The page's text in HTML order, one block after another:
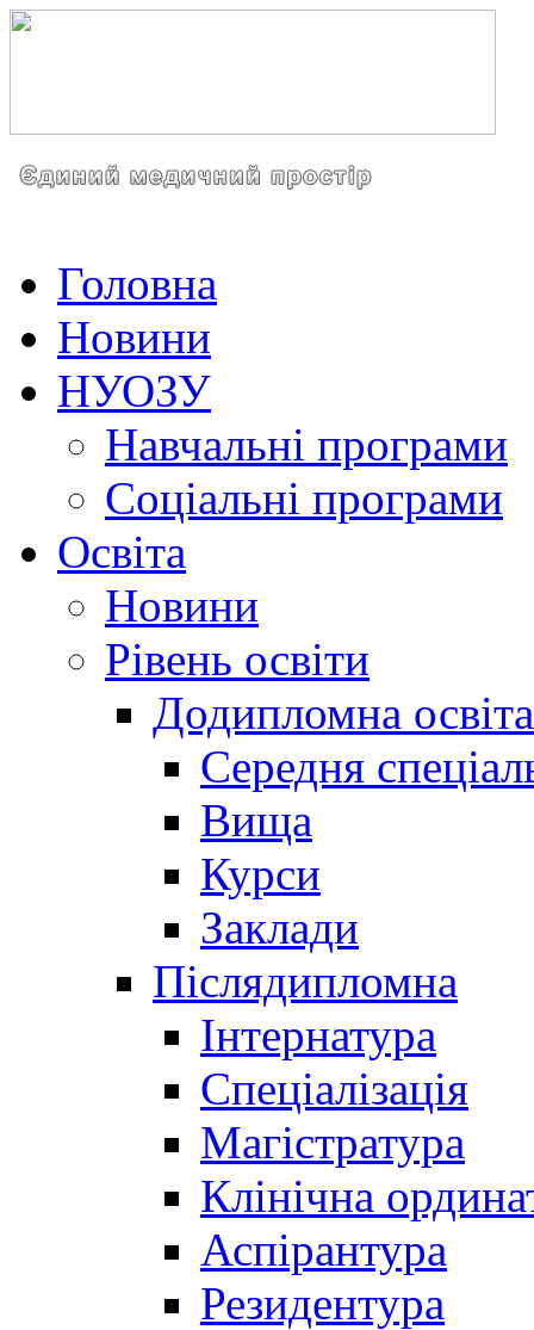
Головна
Новини
НУОЗУ
Навчальні програми
Соціальні програми
Освіта
Новини
Рівень освіти
Додипломна освіта
Середня
Вища
Курси
Заклади
Післядипломна
Інтернатура
Спеціалізація
Магістратура
Клінічна
Аспірантура
Резидентура